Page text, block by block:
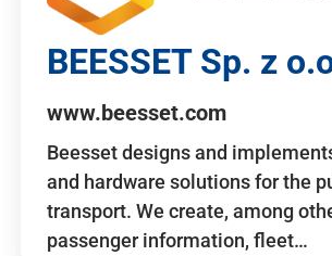
BEESSET Sp. z
www.beesset.com
Beesset designs and
and hardware solutions for the
transport. We create, among
passenger information, fleet…